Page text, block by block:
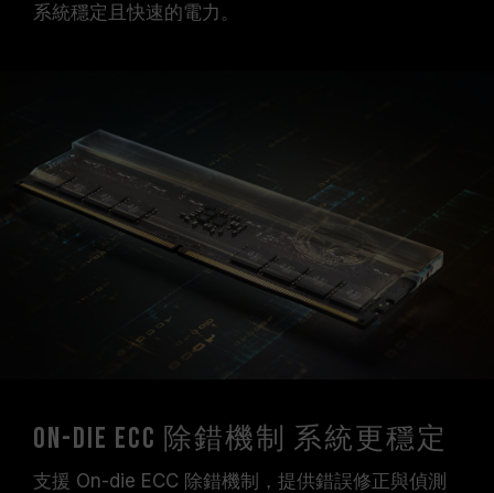
系統穩定且快速的電力。
On-Die ECC 除錯機制 系統更穩定
支援 On-die ECC 除錯機制，提供錯誤修正與偵測